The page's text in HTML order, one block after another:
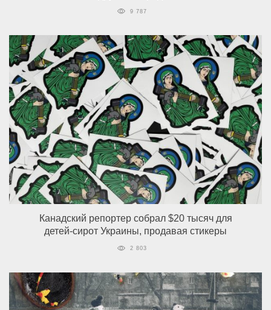
9 787
Канадский репортер собрал $20 тысяч для
детей-сирот Украины, продавая стикеры
2 803